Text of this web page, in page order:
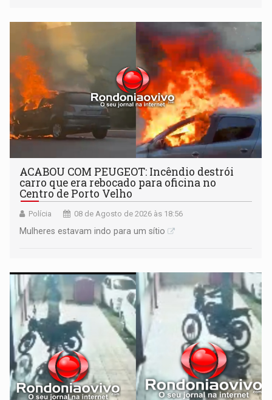
órbita
ACABOU COM PEUGEOT: Incêndio destrói
carro que era rebocado para oficina no
Centro de Porto Velho
Polícia 08 de Agosto de 2026 às 18:56
Mulheres estavam indo para um sítio